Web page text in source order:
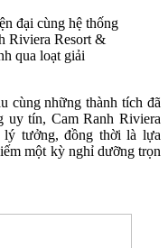
đại cùng hệ thống
Riviera Resort &
qua loạt giải
cùng những thành tích đã
uy tín, Cam Ranh Riviera
lý tưởng, đồng thời là lựa
một kỳ nghỉ dưỡng trọn